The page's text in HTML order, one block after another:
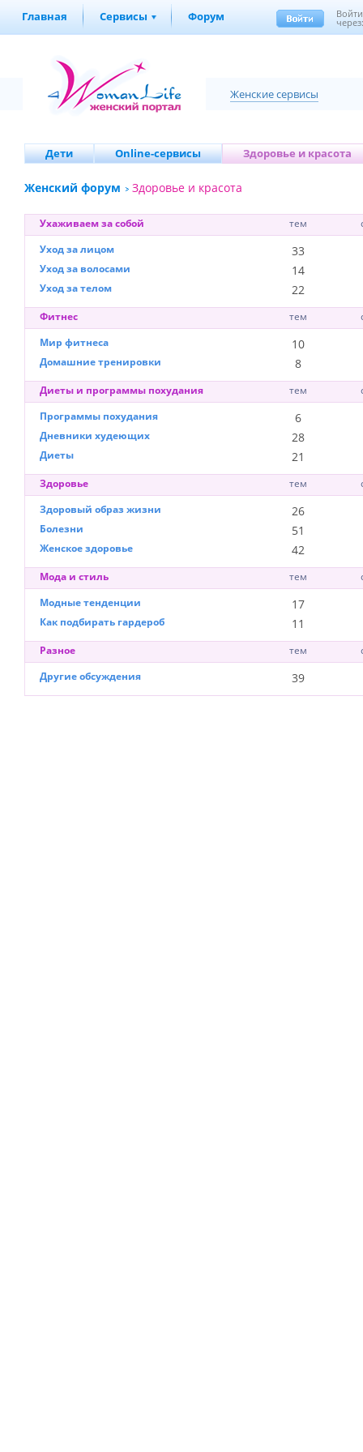
Главная Сервисы Форум Войти
Женские сервисы
Дети Online-сервисы Здоровье и красота
Женский форум Здоровье и красота
Ухаживаем за собой тем
Уход за лицом
33
Уход за волосами 14
Уход за телом 22
Фитнес тем
Мир фитнеса
10
Домашние тренировки 8
Диеты и программы похудания тем
Программы похудания
6
Дневники худеющих 28
Диеты 21
Здоровье тем
Здоровый образ жизни
26
Болезни 51
Женское здоровье 42
Мода и стиль тем
Модные тенденции
17
Как подбирать гардероб 11
Разное тем
Другие обсуждения
39